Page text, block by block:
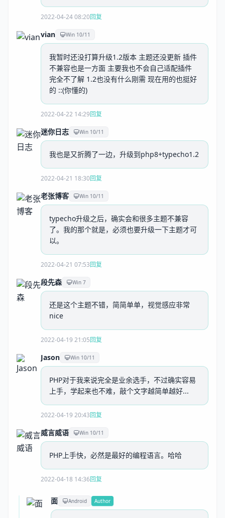
2022-04-24 08:20回复
vian Win 10/11
我暂时还没打算升级1.2版本 主题还没更新 插件
不兼容也是一方面 主要我也不会自己适配插件
完全不了解 1.2也没有什么刚需 现在用的也挺好
的 ::(你懂的)
2022-04-22 14:29回复
迷你日志 Win 10/11
我也是又折腾了一边，升级到php8+typecho1.2
2022-04-21 18:30回复
老张博客 Win 10/11
typecho升级之后，确实会和很多主题不兼容
了。我的那个就是，必须也要升级一下主题才可
以。
2022-04-21 07:53回复
段先森 Win 7
还是这个主题不错，简简单单，视觉感应非常
nice
2022-04-19 21:05回复
Jason Win 10/11
PHP对于我来说完全是业余选手，不过确实容易
上手，学起来也不难，敲个文字越简单越好...
2022-04-19 20:43回复
威言威语 Win 10/11
PHP上手快，必然是最好的编程语言。哈哈
2022-04-18 14:36回复
面 Android Author